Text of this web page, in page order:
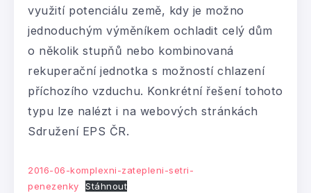
využití potenciálu země, kdy je možno
jednoduchým výměníkem ochladit celý dům
o několik stupňů nebo kombinovaná
rekuperační jednotka s možností chlazení
příchozího vzduchu. Konkrétní řešení tohoto
typu lze nalézt i na webových stránkách
Sdružení EPS ČR.
2016-06-komplexni-zatepleni-setri-
penezenky
Stáhnout